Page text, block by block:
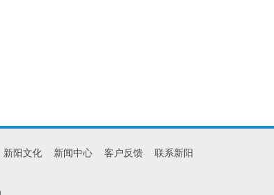
新阳文化 新闻中心 客户反馈 联系新阳